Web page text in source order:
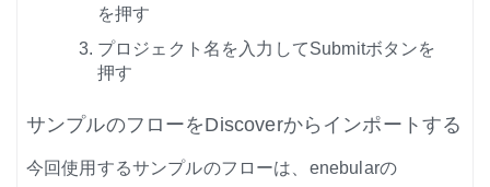
を押す
プロジェクト名を入力してSubmitボタンを
押す
サンプルのフローをDiscoverからインポートする
今回使用するサンプルのフローは、enebularの